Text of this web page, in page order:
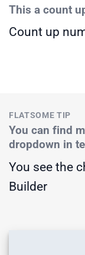
This a count
Count up
FLATSOME TIP
You can find
dropdown in
You see the
Builder